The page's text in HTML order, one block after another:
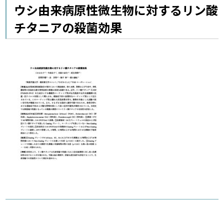
ウシ由来病原性微生物に対するリン酸
チタニアの殺菌効果